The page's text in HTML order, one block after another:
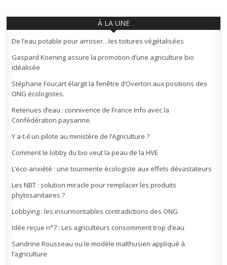
À LA UNE
De l’eau potable pour arroser…les toitures végétalisées
Gaspard Koening assure la promotion d’une agriculture bio
idéalisée
Stéphane Foucart élargit la fenêtre d’Overton aux positions des
ONG écologistes.
Retenues d’eau : connivence de France Info avec la
Confédération paysanne.
Y a-t-il un pilote au ministère de l’Agriculture ?
Comment le lobby du bio veut la peau de la HVE
L’éco-anxiété : une tourmente écologiste aux effets dévastateurs
Les NBT : solution miracle pour remplacer les produits
phytosanitaires ?
Lobbying : les insurmontables contradictions des ONG
Idée reçue n°7 : Les agriculteurs consomment trop d’eau
Sandrine Rousseau ou le modèle malthusien appliqué à
l’agriculture